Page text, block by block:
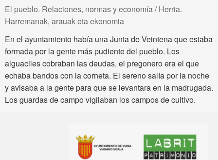
El pueblo. Relaciones, normas y economía / Herria.
Harremanak, arauak eta ekonomia
En el ayuntamiento había una Junta de Veintena que estaba
formada por la gente más pudiente del pueblo. Los
alguaciles cobraban las deudas, el pregonero era el que
echaba bandos con la corneta. El sereno salía por la noche
y avisaba a la gente para que se levantara en la madrugada.
Los guardas de campo vigilaban los campos de cultivo.